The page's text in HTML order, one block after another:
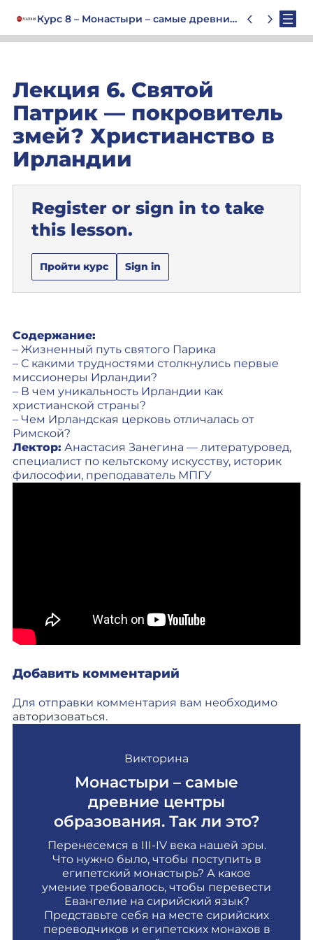
Курс 8 – Монастыри – самые древние центры образования. Так ли это?
Лекция 6. Святой
Патрик — покровитель
змей? Христианство в
Ирландии
Register or sign in to take
this lesson.
Пройти курс Sign in
Содержание:
– Жизненный путь святого Парика
– С какими трудностями столкнулись первые
миссионеры Ирландии?
– В чем уникальность Ирландии как
христианской страны?
– Чем Ирландская церковь отличалась от
Римской?
Лектор: Анастасия Занегина — литературовед,
специалист по кельтскому искусству, историк
философии, преподаватель МПГУ
Добавить комментарий
Для отправки комментария вам необходимо
авторизоваться.
Викторина
Монастыри – самые
древние центры
образования. Так ли это?
Перенесемся в III-IV века нашей эры.
Что нужно было, чтобы поступить в
египетский монастырь? А какое
умение требовалось, чтобы перевести
Евангелие на сирийский язык?
Представьте себя на месте сирийских
переводчиков и египетских монахов в